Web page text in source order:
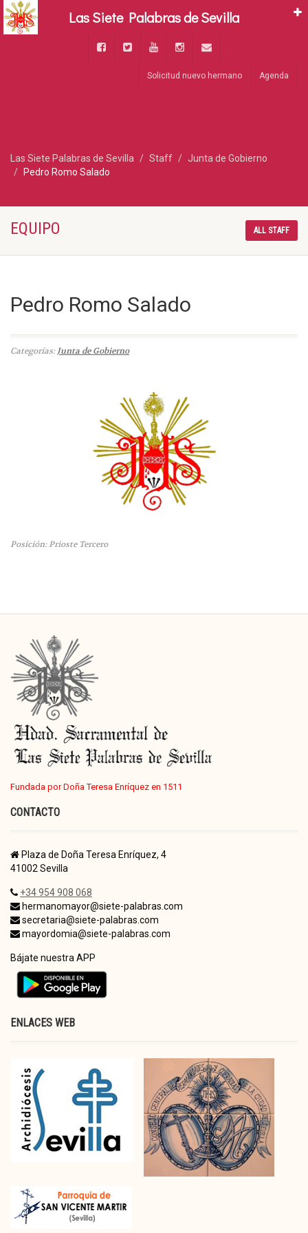
Solicitud nuevo hermano Agenda
Las Siete Palabras de Sevilla Staff
Junta de Gobierno
Pedro Romo Salado
EQUIPO ALL STAFF
Pedro Romo Salado
Categorías:Junta de Gobierno
Posición: Prioste Tercero
Fundada por Doña Teresa Enríquez en 1511
CONTACTO
Plaza de Doña Teresa Enríquez, 4
41002 Sevilla
+34 954 908 068
hermanomayor@siete-palabras.com
secretaria@siete-palabras.com
mayordomia@siete-palabras.com
Bájate nuestra APP
ENLACES WEB
Las Siete Palabras de Sevilla